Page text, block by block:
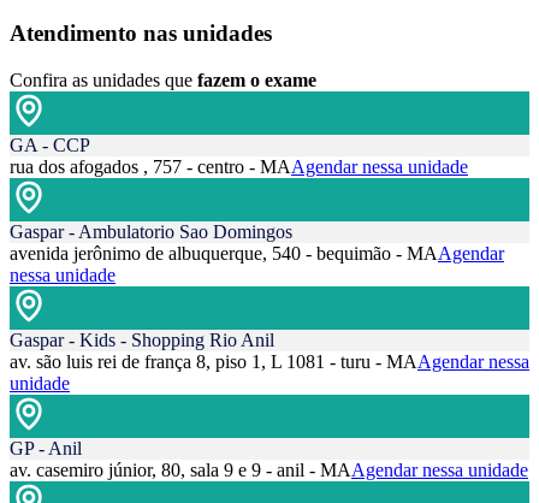
Atendimento nas unidades
Confira as unidades que fazem o exame
GA - CCP
rua dos afogados , 757 - centro - MAAgendar nessa unidade
Gaspar - Ambulatorio Sao Domingos
avenida jerônimo de albuquerque, 540 - bequimão - MAAgendar
nessa unidade
Gaspar - Kids - Shopping Rio Anil
av. são luis rei de frança 8, piso 1, L 1081 - turu - MAAgendar nessa
unidade
GP - Anil
av. casemiro júnior, 80, sala 9 e 9 - anil - MAAgendar nessa unidade